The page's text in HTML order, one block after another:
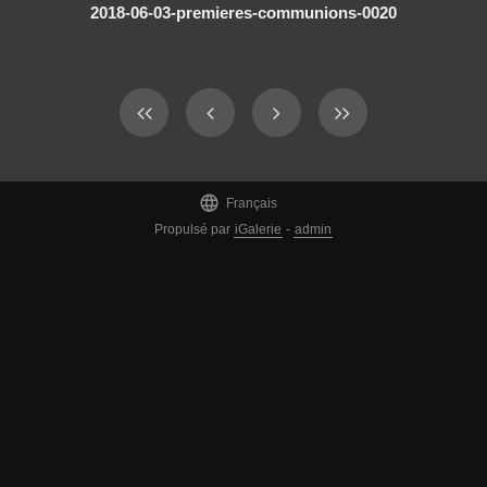
2018-06-03-premieres-communions-0020

Français
Propulsé par iGalerie - admin